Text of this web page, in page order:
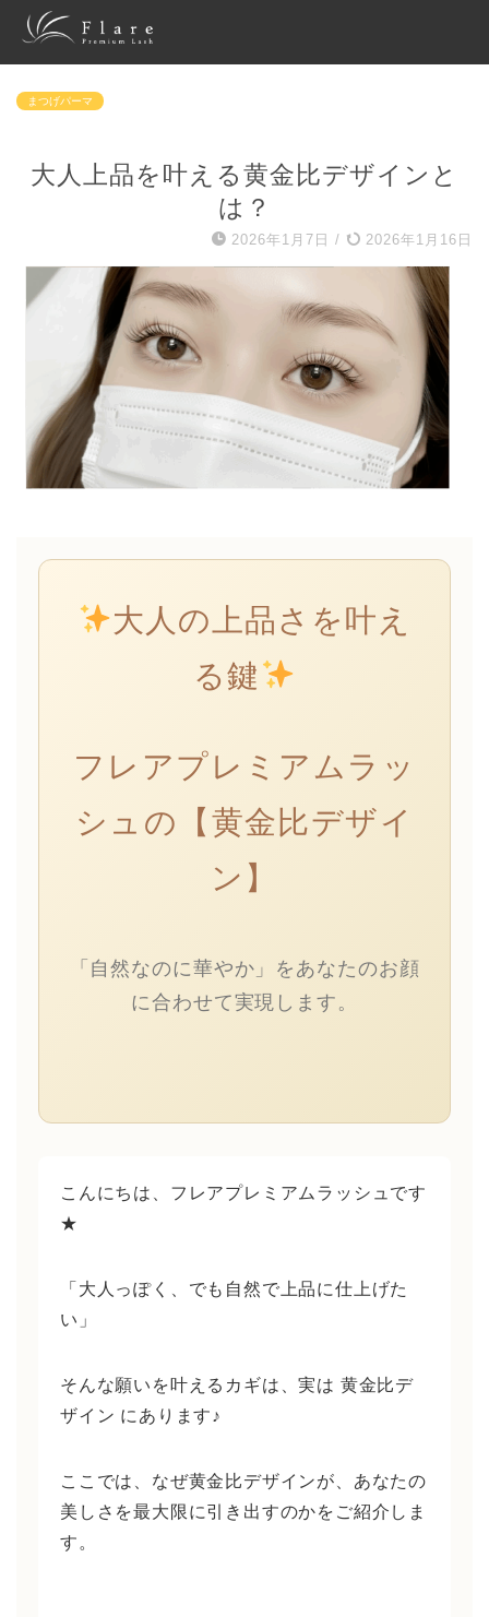
まつげパーマ
大人上品を叶える黄金比デザインと
は？
2026年1月7日 / 2026年1月16日
大人の上品さを叶え
る鍵
フレアプレミアムラッ
シュの【黄金比デザイ
ン】
「自然なのに華やか」をあなたのお顔
に合わせて実現します。
こんにちは、フレアプレミアムラッシュです
★
「大人っぽく、でも自然で上品に仕上げた
い」
そんな願いを叶えるカギは、実は 黄金比デ
ザイン にあります♪
ここでは、なぜ黄金比デザインが、あなたの
美しさを最大限に引き出すのかをご紹介しま
す。